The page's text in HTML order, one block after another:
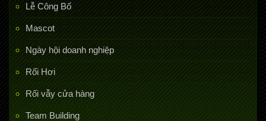
Lễ Công Bố
Mascot
Ngày hội doanh nghiệp
Rối Hơi
Rối vẫy cửa hàng
Team Building